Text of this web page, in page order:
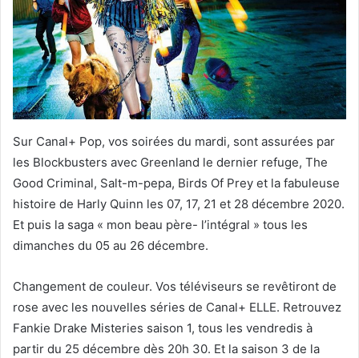
Sur Canal+ Pop, vos soirées du mardi, sont assurées par
les Blockbusters avec Greenland le dernier refuge, The
Good Criminal, Salt-m-pepa, Birds Of Prey et la fabuleuse
histoire de Harly Quinn les 07, 17, 21 et 28 décembre 2020.
Et puis la saga « mon beau père- l’intégral » tous les
dimanches du 05 au 26 décembre.
Changement de couleur. Vos téléviseurs se revêtiront de
rose avec les nouvelles séries de Canal+ ELLE. Retrouvez
Fankie Drake Misteries saison 1, tous les vendredis à
partir du 25 décembre dès 20h 30. Et la saison 3 de la